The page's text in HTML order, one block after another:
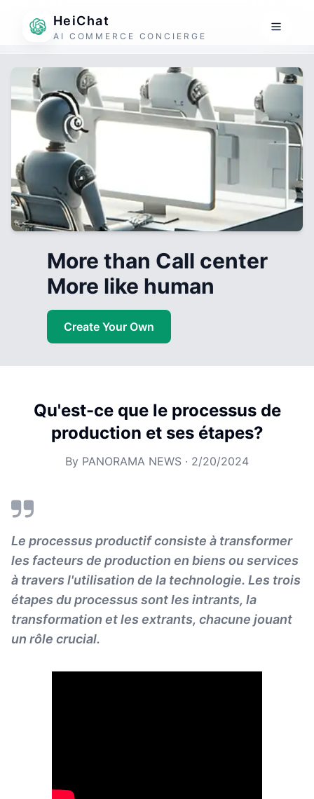
HeiChat
AI COMMERCE CONCIERGE
More than Call center
More like human
Create Your Own
Qu'est-ce que le processus de
production et ses étapes?
By PANORAMA NEWS · 2/20/2024
Le processus productif consiste à transformer
les facteurs de production en biens ou services
à travers l'utilisation de la technologie. Les trois
étapes du processus sont les intrants, la
transformation et les extrants, chacune jouant
un rôle crucial.